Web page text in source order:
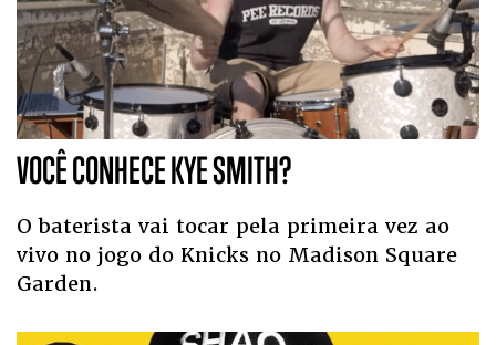
VOCÊ CONHECE KYE SMITH?
O baterista vai tocar pela primeira vez ao
vivo no jogo do Knicks no Madison Square
Garden.